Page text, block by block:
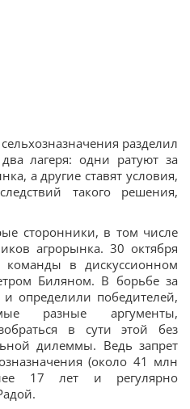
разделил
лагеря: одни ратуют за
а другие ставят условия,
такого решения,
сторонники, в том числе
агрорынка. 30 октября
в дискуссионном
Биляном. В борьбе за
и определили победителей,
разные аргументы,
в сути этой без
дилеммы. Ведь запрет
(около 41 млн
17 лет и регулярно